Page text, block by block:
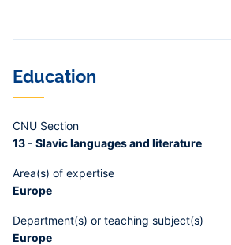
Education
CNU Section
13 - Slavic languages and literature
Area(s) of expertise
Europe
Department(s) or teaching subject(s)
Europe